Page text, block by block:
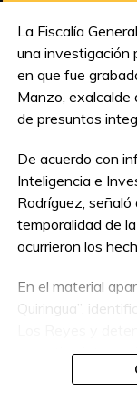
La Fiscalía
una investigación
en que fue
Manzo, exalcalde
de presuntos
De acuerdo con
Inteligencia e
Rodríguez,
temporalidad de
ocurrieron los
En el material
Quiringua”,
operativo
de la Defensa